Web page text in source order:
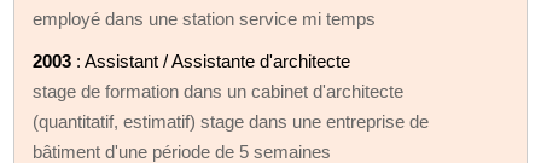
employé dans une station service mi temps
2003 : Assistant / Assistante d'architecte
stage de formation dans un cabinet d'architecte
(quantitatif, estimatif) stage dans une entreprise de
bâtiment d'une période de 5 semaines